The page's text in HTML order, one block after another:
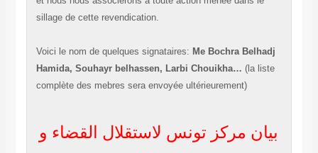
sillage de cette revendication.
Voici le nom de quelques signataires: Me Bochra Belhadj
Hamida, Souhayr belhassen, Larbi Chouikha… (la liste
complète des mebres sera envoyée ultérieurement)
بيان مركز تونس لاستقلال القضاء و